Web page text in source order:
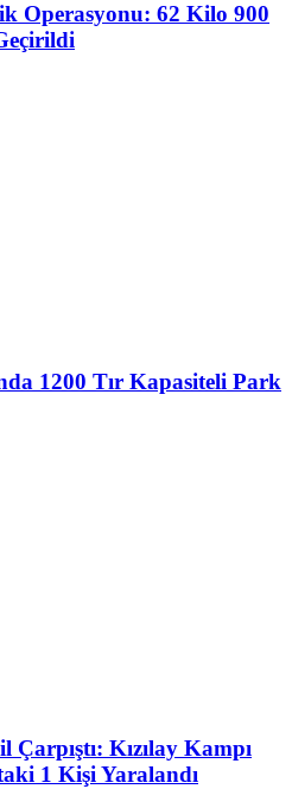
Operasyonu: 62 Kilo 900
1200 Tır Kapasiteli Park
Kızılay Kampı
1 Kişi Yaralandı